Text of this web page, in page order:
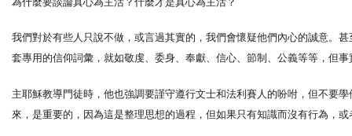
我們對於有些人只說不做，或言過其實的，我們會懷疑他們內心的誠意。
套專用的信仰詞彙，就如敬虔、委身、奉獻、信心、節制、公義等等，但
主耶穌教導門徒時，他也強調要謹守遵行文士和法利賽人的吩咐，但不要
來，是重要的，因為這是整理思想的過程，但如果只有知識而沒有行為，